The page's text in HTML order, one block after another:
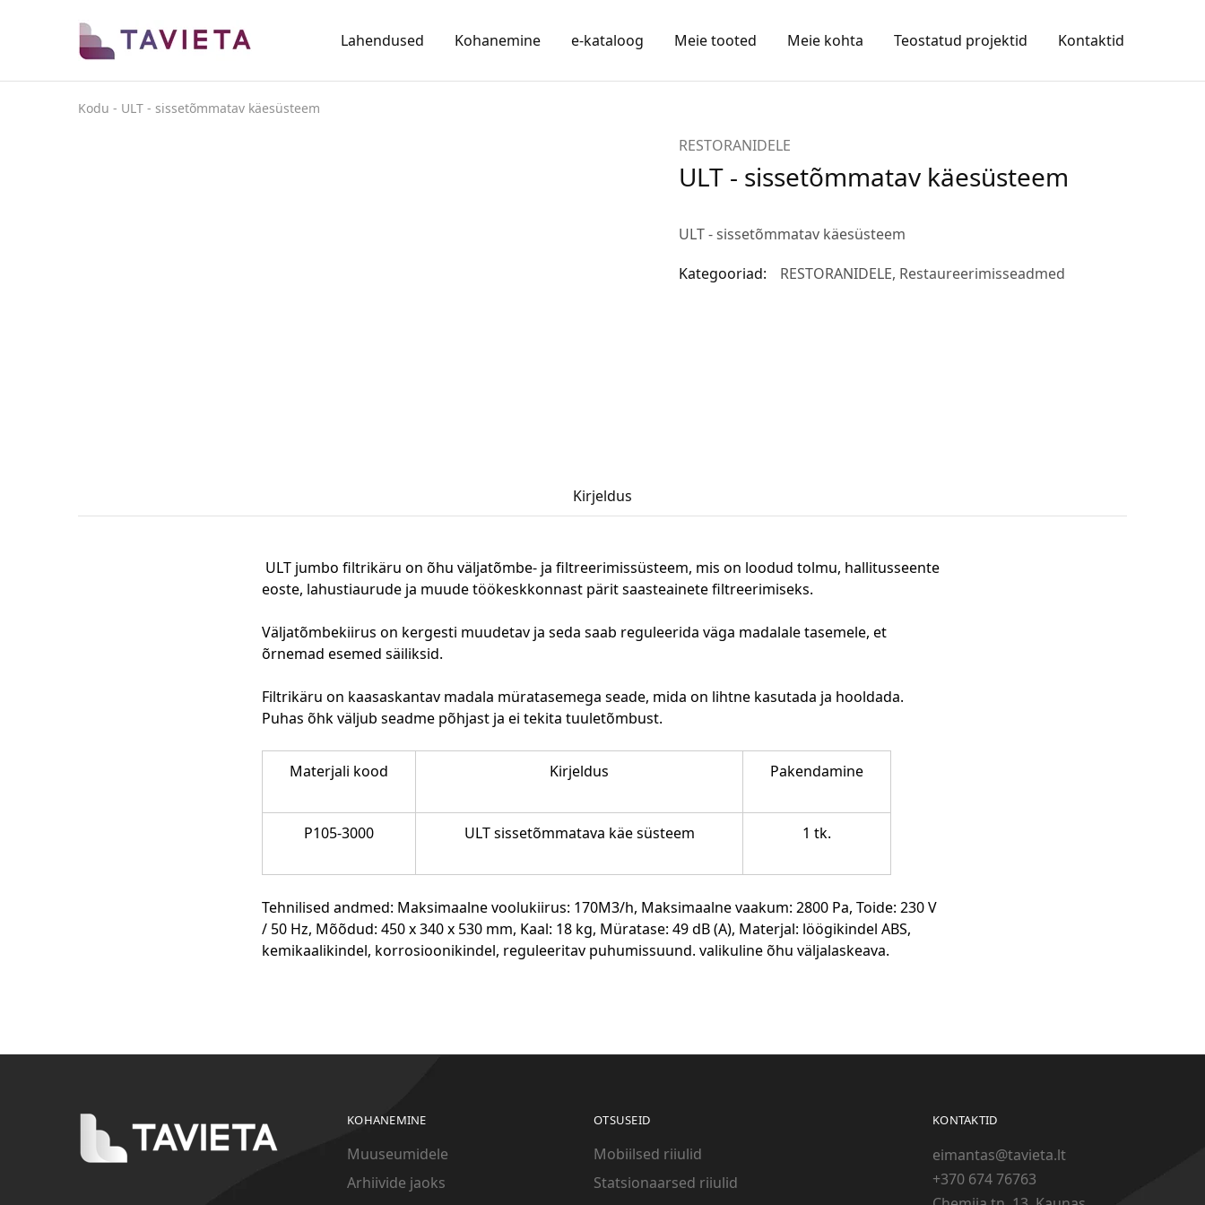
SINU
ELU
Ruumi
säästvad
Lahendused Kohanemine e-kataloog Meie tooted Meie kohta Teostatud projektid Kontaktid
Kodu - ULT - sissetõmmatav käesüsteem
RESTORANIDELE
ULT - sissetõmmatav käesüsteem
ULT - sissetõmmatav käesüsteem
Kategooriad:
RESTORANIDELE, Restaureerimisseadmed
Kirjeldus
ULT jumbo filtrikäru on õhu väljatõmbe- ja filtreerimissüsteem, mis on loodud tolmu, hallitusseente
eoste, lahustiaurude ja muude töökeskkonnast pärit saasteainete filtreerimiseks.
Väljatõmbekiirus on kergesti muudetav ja seda saab reguleerida väga madalale tasemele, et
õrnemad esemed säiliksid.
Filtrikäru on kaasaskantav madala müratasemega seade, mida on lihtne kasutada ja hooldada.
Puhas õhk väljub seadme põhjast ja ei tekita tuuletõmbust.
Materjali kood Kirjeldus Pakendamine
P105-3000 ULT sissetõmmatava käe süsteem 1 tk.
Tehnilised andmed: Maksimaalne voolukiirus: 170M3/h, Maksimaalne vaakum: 2800 Pa, Toide: 230 V
/ 50 Hz, Mõõdud: 450 x 340 x 530 mm, Kaal: 18 kg, Müratase: 49 dB (A), Materjal: löögikindel ABS,
kemikaalikindel, korrosioonikindel, reguleeritav puhumissuund. valikuline õhu väljalaskeava.
KOHANEMINE
Muuseumidele
Arhiivide jaoks
OTSUSEID
Mobiilsed riiulid
Statsionaarsed riiulid
KONTAKTID
eimantas@tavieta.lt
+370 674 76763